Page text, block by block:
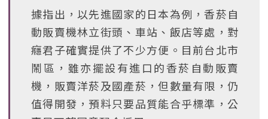
據指出，以先進國家的日本為例，香菸自
動販賣機林立街頭、車站、飯店等處，對
癮君子確實提供了不少方便。目前台北市
鬧區，雖亦擺設有進口的香菸自動販賣
機，販賣洋菸及國產菸，但數量有限，仍
值得開發，預料只要品質能合乎標準，公